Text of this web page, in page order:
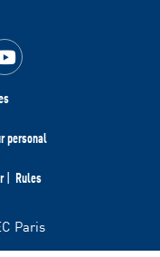
personal
| Rules
Paris